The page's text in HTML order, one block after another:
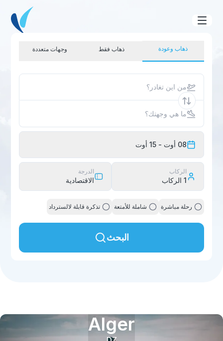
ذهاب وعودة ذهاب فقط وجهات متعددة
من اين تغادر؟
ما هي وجهتك؟
08 أوت - 15 أوت
الركاب
1 الركاب
الدرجة
الاقتصادية
رحلة مباشرة شاملة للأمتعة تذكرة قابلة لالسترداد
البحث
Alger